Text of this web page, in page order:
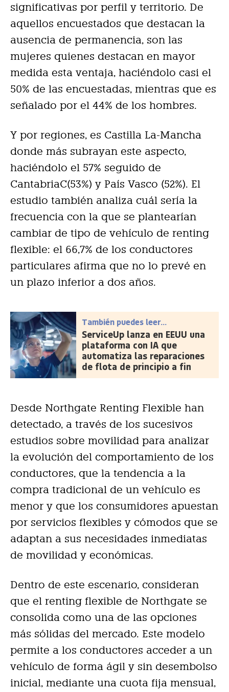
significativas por perfil y territorio. De
aquellos encuestados que destacan la
ausencia de permanencia, son las
mujeres quienes destacan en mayor
medida esta ventaja, haciéndolo casi el
50% de las encuestadas, mientras que es
señalado por el 44% de los hombres.
Y por regiones, es Castilla La-Mancha
donde más subrayan este aspecto,
haciéndolo el 57% seguido de
CantabriaC(53%) y País Vasco (52%). El
estudio también analiza cuál sería la
frecuencia con la que se plantearían
cambiar de tipo de vehículo de renting
flexible: el 66,7% de los conductores
particulares afirma que no lo prevé en
un plazo inferior a dos años.
También puedes leer...
ServiceUp lanza en EEUU una
plataforma con IA que
automatiza las reparaciones
de flota de principio a fin
Desde Northgate Renting Flexible han
detectado, a través de los sucesivos
estudios sobre movilidad para analizar
la evolución del comportamiento de los
conductores, que la tendencia a la
compra tradicional de un vehículo es
menor y que los consumidores apuestan
por servicios flexibles y cómodos que se
adaptan a sus necesidades inmediatas
de movilidad y económicas.
Dentro de este escenario, consideran
que el renting flexible de Northgate se
consolida como una de las opciones
más sólidas del mercado. Este modelo
permite a los conductores acceder a un
vehículo de forma ágil y sin desembolso
inicial, mediante una cuota fija mensual,